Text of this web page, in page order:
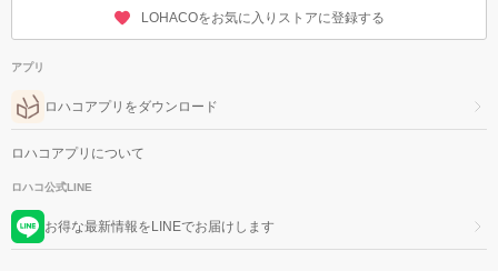
LOHACOをお気に入りストアに登録する
アプリ
ロハコアプリをダウンロード
ロハコアプリについて
ロハコ公式LINE
お得な最新情報をLINEでお届けします